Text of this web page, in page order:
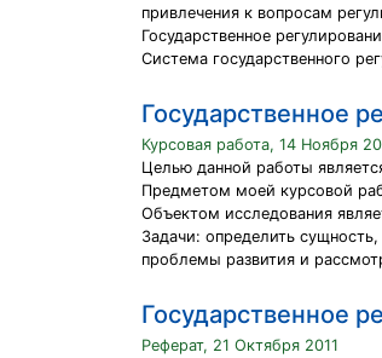
привлечения к вопросам
Государственное
Система государственного
Государственное
Курсовая работа, 14 Ноября
Целью данной работы
Предметом моей курсовой
Объектом исследования
Задачи: определить
проблемы развития и
Государственное
Реферат, 21 Октября 2011